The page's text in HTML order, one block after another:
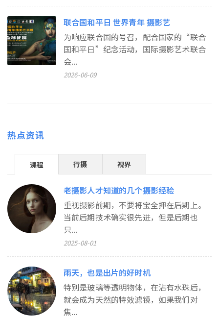
联合国和平日 世界青年 摄影艺
为响应联合国的号召，配合国家的“联合
国和平日”纪念活动，国际摄影艺术联合
会...
2026-06-09
热点资讯
课程 行摄 视界
老摄影人才知道的几个摄影经验
重视摄影前期，不要将宝全押在后期上。
当前后期技术确实很先进，但是后期也
只...
2025-08-01
雨天，也是出片的好时机
特别是玻璃等透明物体，在沾有水珠后，
就会成为天然的特效滤镜，如果我们对
焦...